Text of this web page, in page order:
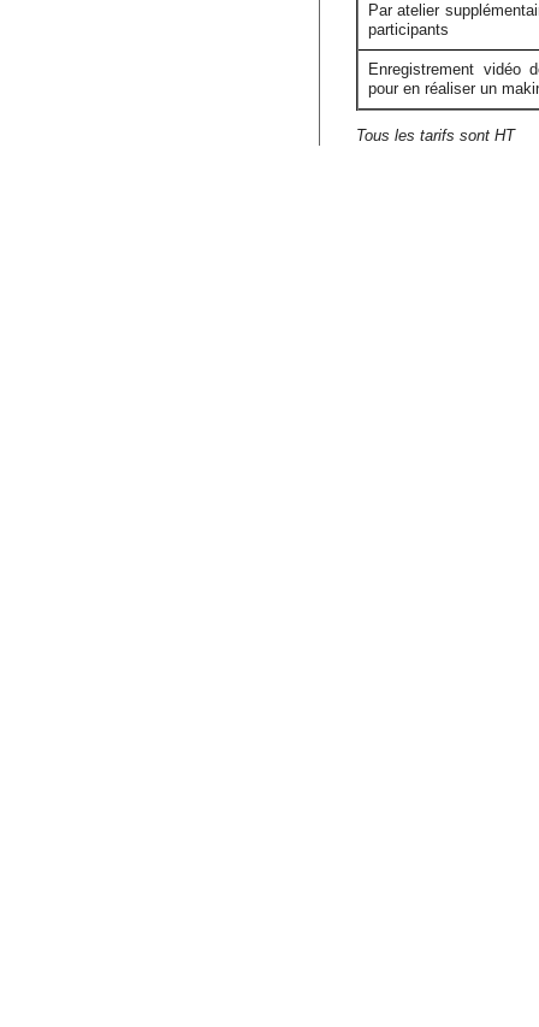
Par atelier
participants
Enregistrement vidéo
pour en réaliser un
Tous les tarifs sont HT